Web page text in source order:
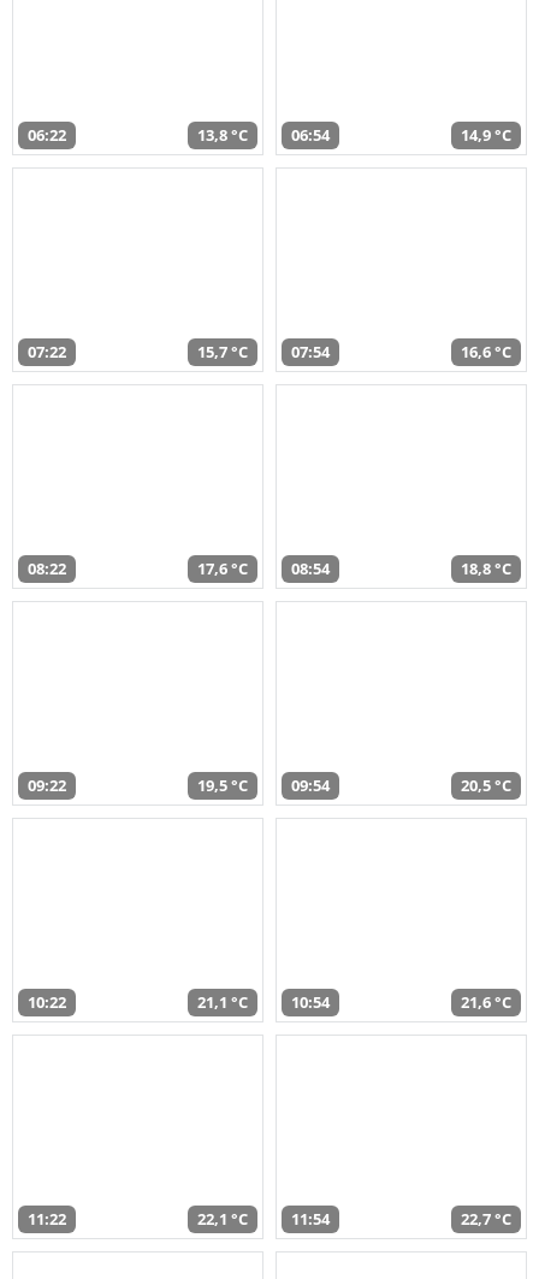
06:22 13,8 °C 06:54 14,9 °C
07:22 15,7 °C 07:54 16,6 °C
08:22 17,6 °C 08:54 18,8 °C
09:22 19,5 °C 09:54 20,5 °C
10:22 21,1 °C 10:54 21,6 °C
11:22 22,1 °C 11:54 22,7 °C